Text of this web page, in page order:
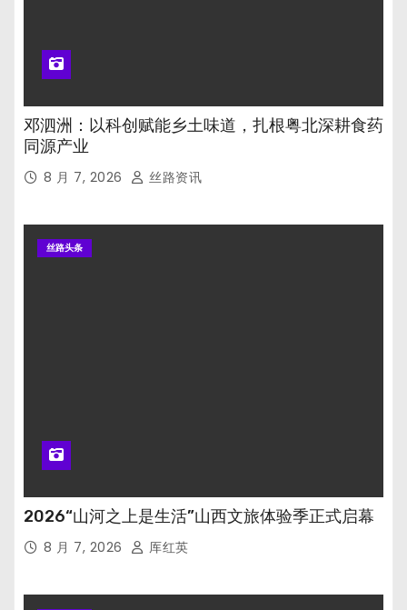
邓泗洲：以科创赋能乡土味道，扎根粤北深耕食药
同源产业
8 月 7, 2026 丝路资讯
丝路头条
2026“山河之上是生活”山西文旅体验季正式启幕
8 月 7, 2026 厍红英